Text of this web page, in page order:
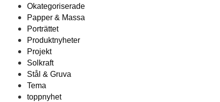
Okategoriserade
Papper & Massa
Porträttet
Produktnyheter
Projekt
Solkraft
Stål & Gruva
Tema
toppnyhet